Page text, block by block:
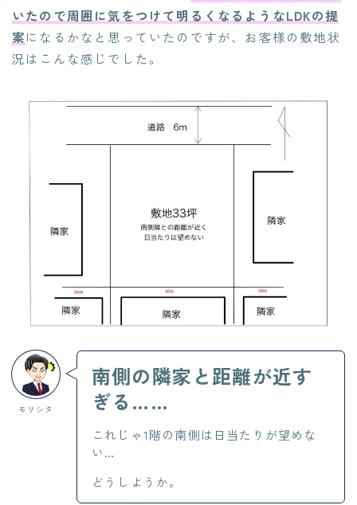
いたので周囲に気をつけて明るくなるようなLDKの提
案になるかなと思っていたのですが、お客様の敷地状
況はこんな感じでした。
モリシタ
南側の隣家と距離が近す
ぎる……
これじゃ1階の南側は日当たりが望めな
い…
どうしようか。